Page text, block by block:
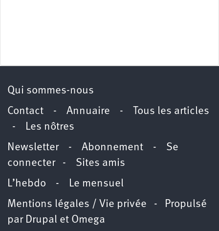
Qui sommes-nous
Contact - Annuaire -
Tous les articles
- Les nôtres
Newsletter- Abonnement - Se
connecter- Sites amis
L’hebdo - Le mensuel
Mentions légales / Vie privée - Propulsé
par Drupal et Omega